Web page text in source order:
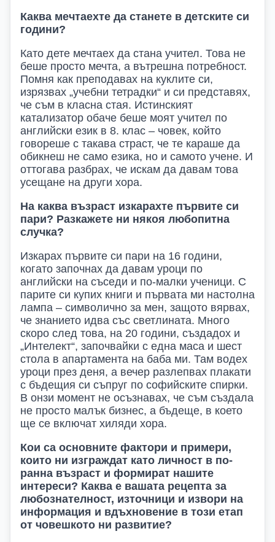
Каква мечтаехте да станете в детските си
години?
Като дете мечтаех да стана учител. Това не
беше просто мечта, а вътрешна потребност.
Помня как преподавах на куклите си,
изрязвах „учебни тетрадки“ и си представях,
че съм в класна стая. Истинският
катализатор обаче беше моят учител по
английски език в 8. клас – човек, който
говореше с такава страст, че те караше да
обикнеш не само езика, но и самото учене. И
оттогава разбрах, че искам да давам това
усещане на други хора.
На каква възраст изкарахте първите си
пари? Разкажете ни някоя любопитна
случка?
Изкарах първите си пари на 16 години,
когато започнах да давам уроци по
английски на съседи и по-малки ученици. С
парите си купих книги и първата ми настолна
лампа – символично за мен, защото вярвах,
че знанието идва със светлината. Много
скоро след това, на 20 години, създадох и
„Интелект“, започвайки с една маса и шест
стола в апартамента на баба ми. Там водех
уроци през деня, а вечер разлепвах плакати
с бъдещия си съпруг по софийските спирки.
В онзи момент не осъзнавах, че съм създала
не просто малък бизнес, а бъдеще, в което
ще се включат хиляди хора.
Кои са основните фактори и примери,
които ни изграждат като личност в по-
ранна възраст и формират нашите
интереси? Каква е вашата рецепта за
любознателност, източници и извори на
информация и вдъхновение в този етап
от човешкото ни развитие?